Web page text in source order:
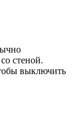
стеной.
выключить